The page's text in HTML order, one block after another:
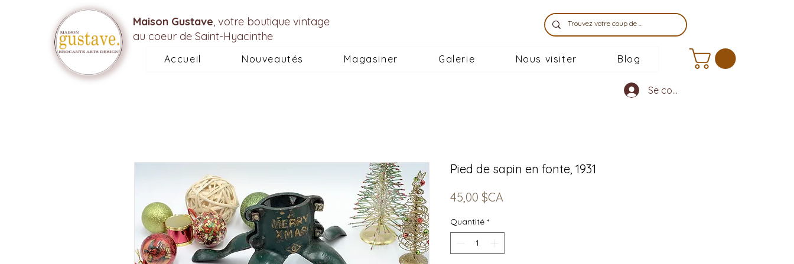
Maison Gustave, votre boutique vintage
au coeur de Saint-Hyacinthe
Accueil Nouveautés Magasiner Galerie Nous visiter Blog
Pied de sapin en fonte, 1931
45,00 $CA
Quantité *
Se connecter